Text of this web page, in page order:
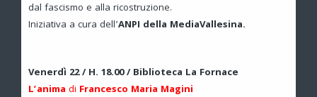
dal fascismo e alla ricostruzione.
Iniziativa a cura dell’ANPI della MediaVallesina.
Venerdì 22 / H. 18.00 / Biblioteca La Fornace
L’anima di Francesco Maria Magini